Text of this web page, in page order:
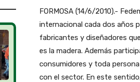
FORMOSA (14/6/2010).-
internacional cada dos años
fabricantes y diseñadores
es la madera. Además
consumidores y toda
con el sector. En este